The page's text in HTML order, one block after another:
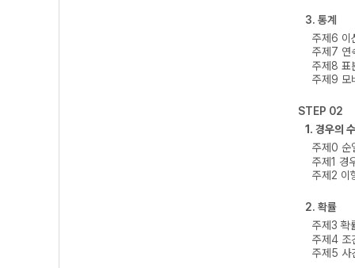
3. 통계
주제6 이
주제7 연
주제8 표
주제9 모
STEP 02
1. 경우의 수
주제0 순
주제1 경
주제2 이
2. 확률
주제3 확
주제4 조
주제5 사